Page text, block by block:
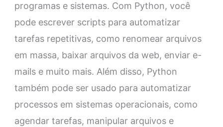
programas e sistemas. Com Python, você
pode escrever scripts para automatizar
tarefas repetitivas, como renomear arquivos
em massa, baixar arquivos da web, enviar e-
mails e muito mais. Além disso, Python
também pode ser usado para automatizar
processos em sistemas operacionais, como
agendar tarefas, manipular arquivos e